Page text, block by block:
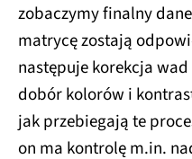
zobaczymy finalny
matrycę zostają
następuje korekcja
dobór kolorów i
jak przebiegają te
on ma kontrolę m.in.